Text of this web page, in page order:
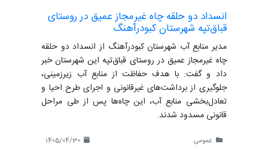
انسداد دو حلقه چاه غیرمجاز عمیق در روستای
قباق‌تپه شهرستان کبودرآهنگ
مدیر منابع آب شهرستان کبودرآهنگ از انسداد دو حلقه
چاه غیرمجاز عمیق در روستای قباق‌تپه این شهرستان خبر
داد و گفت: با هدف حفاظت از منابع آب زیرزمینی،
جلوگیری از برداشت‌های غیرقانونی و اجرای طرح احیا و
تعادل‌بخشی منابع آب، این چاه‌ها پس از طی مراحل
قانونی مسدود شدند.
عمومی